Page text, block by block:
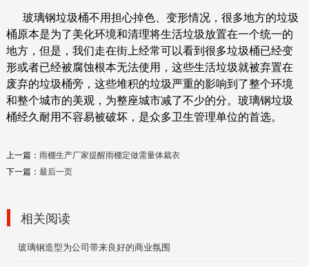
玻璃钢垃圾桶不用担心掉色、变形情况，很多地方的垃圾
桶原本是为了美化环境和清理将生活垃圾放置在一个统一的
地方，但是，我们走在街上经常可以看到很多垃圾桶已经变
形或者已经被腐蚀根本无法使用，这些生活垃圾就被弃置在
废弃的垃圾桶旁，这些堆积的垃圾严重的影响到了整个环境
和整个城市的美观，为整座城市减了不少的分。玻璃钢垃圾
桶经久耐用不容易被破坏，是众多卫生管理单位的首选。
上一篇： 雨棚生产厂家提醒雨棚定做需量体裁衣
下一篇： 最后一页
相关阅读
玻璃钢造型为公司带来良好的商业氛围
分类垃圾桶
2019-12-04
铁木垃圾桶
2019-12-04